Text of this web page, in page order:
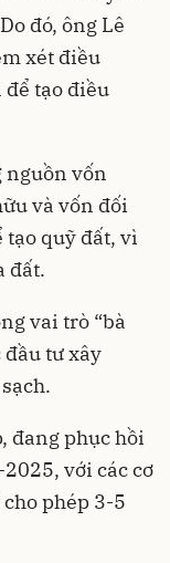
đó, ông Lê
xét điều
tạo điều
nguồn vốn
và vốn đối
tạo quỹ đất, vì
đất.
vai trò “bà
đầu tư xây
đang phục hồi
với các cơ
phép 3-5